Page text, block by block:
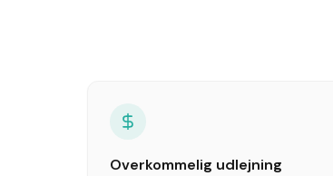
Overkommelig udlejning